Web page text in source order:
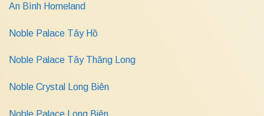
An Bình Homeland
Noble Palace Tây Hồ
Noble Palace Tây Thăng Long
Noble Crystal Long Biên
Noble Palace Long Biên